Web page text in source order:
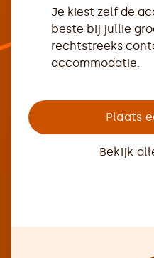
Je kiest zelf de
beste bij jullie
rechtstreeks
accommodatie.
Plaats
Bekijk